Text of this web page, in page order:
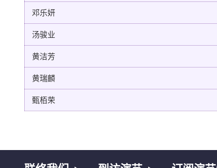
邓乐妍
汤骏业
黄洁芳
黄瑞麟
甄栢荣